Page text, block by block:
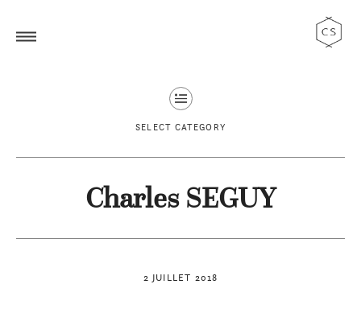
SELECT CATEGORY
2 JUILLET 2018
Charles SEGUY